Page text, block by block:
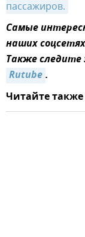
пассажиров.
Самые
наших
Также следите
Rutube.
Читайте